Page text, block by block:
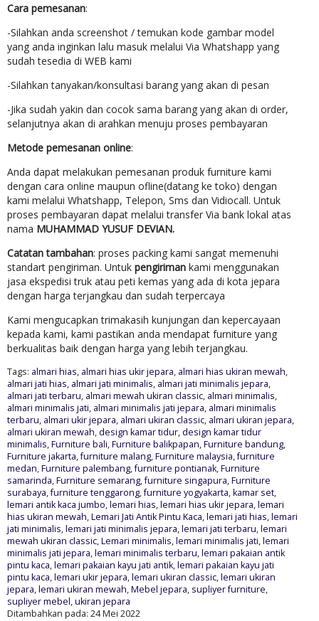
Cara pemesanan:
-Silahkan anda screenshot / temukan kode gambar model
yang anda inginkan lalu masuk melalui Via Whatshapp yang
sudah tesedia di WEB kami
-Silahkan tanyakan/konsultasi barang yang akan di pesan
-Jika sudah yakin dan cocok sama barang yang akan di order,
selanjutnya akan di arahkan menuju proses pembayaran
Metode pemesanan online:
Anda dapat melakukan pemesanan produk furniture kami
dengan cara online maupun ofline(datang ke toko) dengan
kami melalui Whatshapp, Telepon, Sms dan Vidiocall. Untuk
proses pembayaran dapat melalui transfer Via bank lokal atas
nama MUHAMMAD YUSUF DEVIAN.
Catatan tambahan: proses packing kami sangat memenuhi
standart pengiriman. Untuk pengiriman kami menggunakan
jasa ekspedisi truk atau peti kemas yang ada di kota jepara
dengan harga terjangkau dan sudah terpercaya
Kami mengucapkan trimakasih kunjungan dan kepercayaan
kepada kami, kami pastikan anda mendapat furniture yang
berkualitas baik dengan harga yang lebih terjangkau.
Tags: almari hias, almari hias ukir jepara, almari hias ukiran mewah,
almari jati hias, almari jati minimalis, almari jati minimalis jepara,
almari jati terbaru, almari mewah ukiran classic, almari minimalis,
almari minimalis jati, almari minimalis jati jepara, almari minimalis
terbaru, almari ukir jepara, almari ukiran classic, almari ukiran jepara,
almari ukiran mewah,design kamar tidur,design kamar tidur
minimalis,Furniture bali,Furniture balikpapan,Furniture bandung,
Furniture jakarta,furniture malang,Furniture malaysia,furniture
medan,Furniture palembang,furniture pontianak,Furniture
samarinda,Furniture semarang,furniture singapura,Furniture
surabaya,furniture tenggarong,furniture yogyakarta,kamar set,
lemari antik kaca jumbo,lemari hias,lemari hias ukir jepara,lemari
hias ukiran mewah,Lemari Jati Antik Pintu Kaca,lemari jati hias,lemari
jati minimalis,lemari jati minimalis jepara,lemari jati terbaru,lemari
mewah ukiran classic,Lemari minimalis,lemari minimalis jati,lemari
minimalis jati jepara,lemari minimalis terbaru,lemari pakaian antik
pintu kaca,lemari pakaian kayu jati antik,lemari pakaian kayu jati
pintu kaca,lemari ukir jepara,lemari ukiran classic,lemari ukiran
jepara,lemari ukiran mewah,Mebel jepara, supliyer furniture,
supliyer mebel,ukiran jepara
Ditambahkan pada: 24 Mei 2022